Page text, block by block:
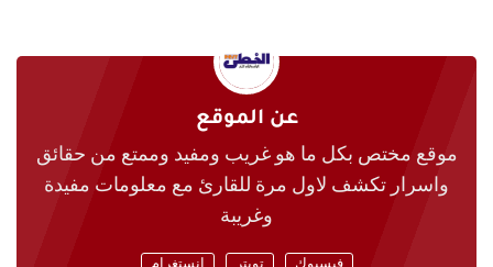
عن الموقع
موقع مختص بكل ما هو غريب ومفيد وممتع من حقائق
واسرار تكشف لاول مرة للقارئ مع معلومات مفيدة
وغريبة